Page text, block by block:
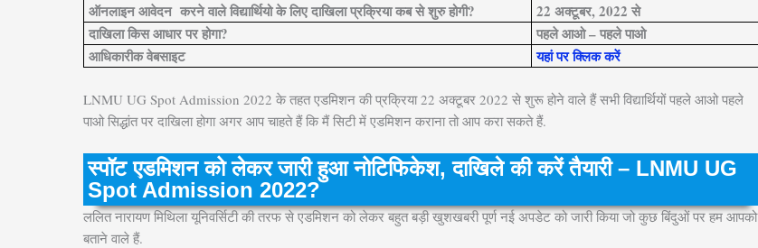
ऑनलाइन आवेदन करने वाले विद्यार्थियो के लिए दाखिला प्रक्रिया कब से शुरु होगी?
22 अक्टूबर, 2022 से
दाखिला किस आधार पर होगा?
पहले आओ – पहले पाओ
आधिकारीक वेबसाइट
यहां पर क्लिक करें
LNMU UG Spot Admission 2022 के तहत एडमिशन की प्रक्रिया 22 अक्टूबर 2022 से शुरू होने वाले हैं सभी विद्यार्थियों पहले आओ पहले
पाओ सिद्धांत पर दाखिला होगा अगर आप चाहते हैं कि मैं सिटी में एडमिशन कराना तो आप करा सकते हैं.
स्पॉट एडमिशन को लेकर जारी हुआ नोटिफिकेश, दाखिले की करें तैयारी – LNMU UG
Spot Admission 2022?
ललित नारायण मिथिला यूनिवर्सिटी की तरफ से एडमिशन को लेकर बहुत बड़ी खुशखबरी पूर्ण नई अपडेट को जारी किया जो कुछ बिंदुओं पर हम आपको
बताने वाले हैं.